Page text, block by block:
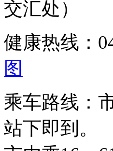
交汇处）
健康热线：
图
乘车路线：
站下即到。